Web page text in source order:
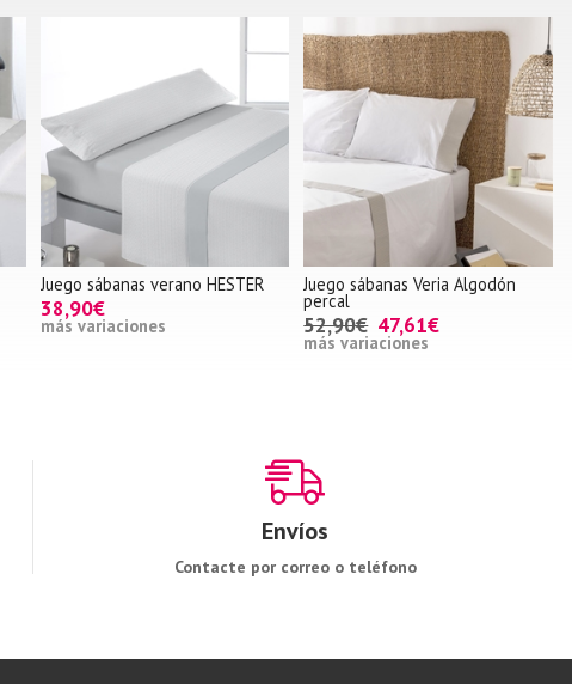
Juego sábanas verano HESTER
38,90€
más variaciones
Juego sábanas Veria Algodón
percal
52,90€ 47,61€
más variaciones
Envíos
Contacte por correo o teléfono